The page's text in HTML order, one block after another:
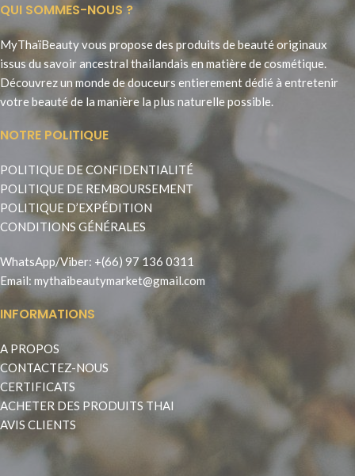
QUI SOMMES-NOUS ?
MyThaïBeauty vous propose des produits de beauté originaux
issus du savoir ancestral thailandais en matière de cosmétique.
Découvrez un monde de douceurs entierement dédié à entretenir
votre beauté de la manière la plus naturelle possible.
NOTRE POLITIQUE
POLITIQUE DE CONFIDENTIALITÉ
POLITIQUE DE REMBOURSEMENT
POLITIQUE D’EXPÉDITION
CONDITIONS GÉNÉRALES
WhatsApp/Viber: +(66) 97 136 0311
Email: mythaibeautymarket@gmail.com
INFORMATIONS
A PROPOS
CONTACTEZ-NOUS
CERTIFICATS
ACHETER DES PRODUITS THAI
AVIS CLIENTS